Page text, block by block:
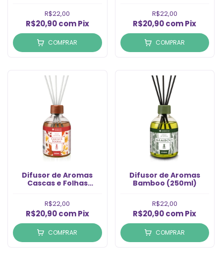
R$22,00
R$20,90com Pix
COMPRAR
R$22,00
R$20,90comPix
COMPRAR
Difusor de Aromas
Cascas e Folhas
R$22,00
R$20,90com Pix
COMPRAR
Difusor de Aromas
Bamboo (250ml)
R$22,00
R$20,90comPix
COMPRAR